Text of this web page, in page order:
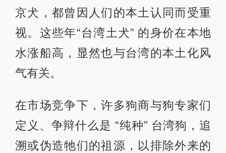
京犬，都曾因人们的本土认同而受重
视。这些年“台湾土犬” 的身价在本地
水涨船高，显然也与台湾的本土化风
气有关。
在市场竞争下，许多狗商与狗专家们
定义、争辩什么是 “纯种” 台湾狗，追
溯或伪造牠们的祖源，以排除外来的